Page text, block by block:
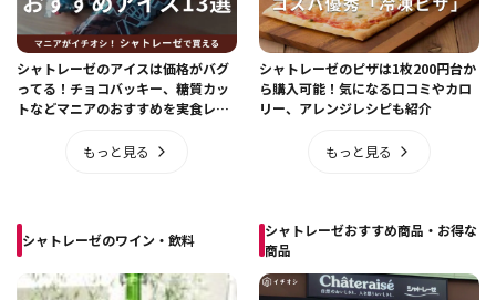
シャトレーゼのアイスは価格がバグ
ってる！チョコバッキー、糖質カッ
トなどマニアのおすすめを実食レビ
もっと見る
シャトレーゼのピザは1枚200円台か
ら購入可能！気になる口コミやカロ
リー、アレンジレシピも紹介
もっと見る
シャトレーゼのワイン・飲料
シャトレーゼおすすめ商品・お得な
商品